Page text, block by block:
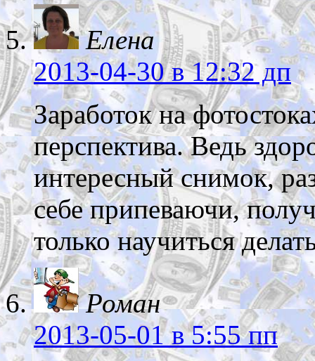
Елена
2013-04-30в 12:32 дп
Заработок на
перспектива. Ведь
интересный снимок,
себе припеваючи,
только научиться
Роман
2013-05-01в 5:55 пп